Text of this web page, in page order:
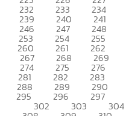
232 233 234
239 240 241
246 247 248
253 254 255
260 261 262
267 268 269
274 275 276
281 282 283
288 289 290
295 296 297
302 303 304